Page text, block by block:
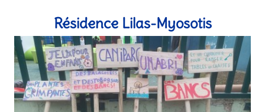
Résidence Lilas-Myosotis